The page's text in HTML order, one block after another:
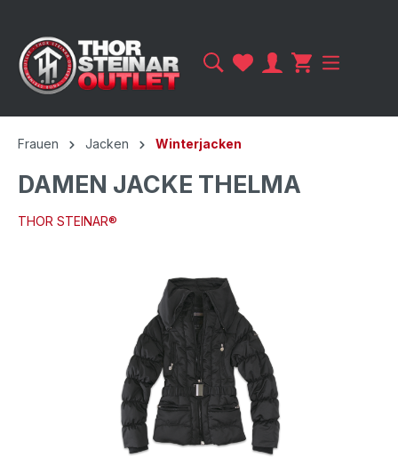
Frauen Jacken Winterjacken
DAMEN JACKE THELMA
THOR STEINAR®